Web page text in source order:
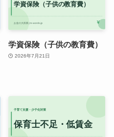
学資保険（子供の教育費）
2026年7月21日